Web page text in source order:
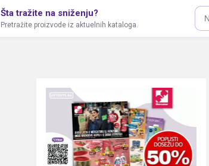
Šta tražite na sniženju?
Pretražite proizvode iz aktuelnih kataloga.